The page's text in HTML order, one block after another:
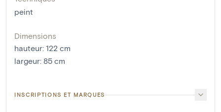
peint
Dimensions
hauteur: 122 cm
largeur: 85 cm
INSCRIPTIONS ET MARQUES